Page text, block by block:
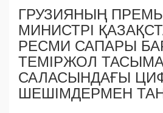
ГРУЗИЯНЫҢ
МИНИСТРІ
РЕСМИ САПАРЫ
ТЕМІРЖОЛ
САЛАСЫНДАҒЫ
ШЕШІМДЕРМЕН